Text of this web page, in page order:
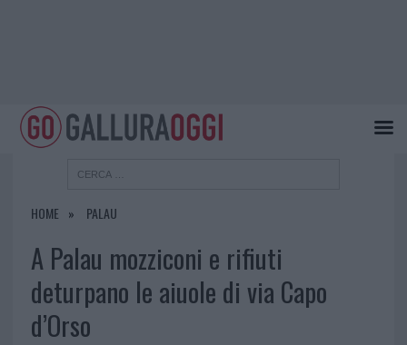
HOME PALAU
A Palau mozziconi e rifiuti
deturpano le aiuole di via Capo
d’Orso